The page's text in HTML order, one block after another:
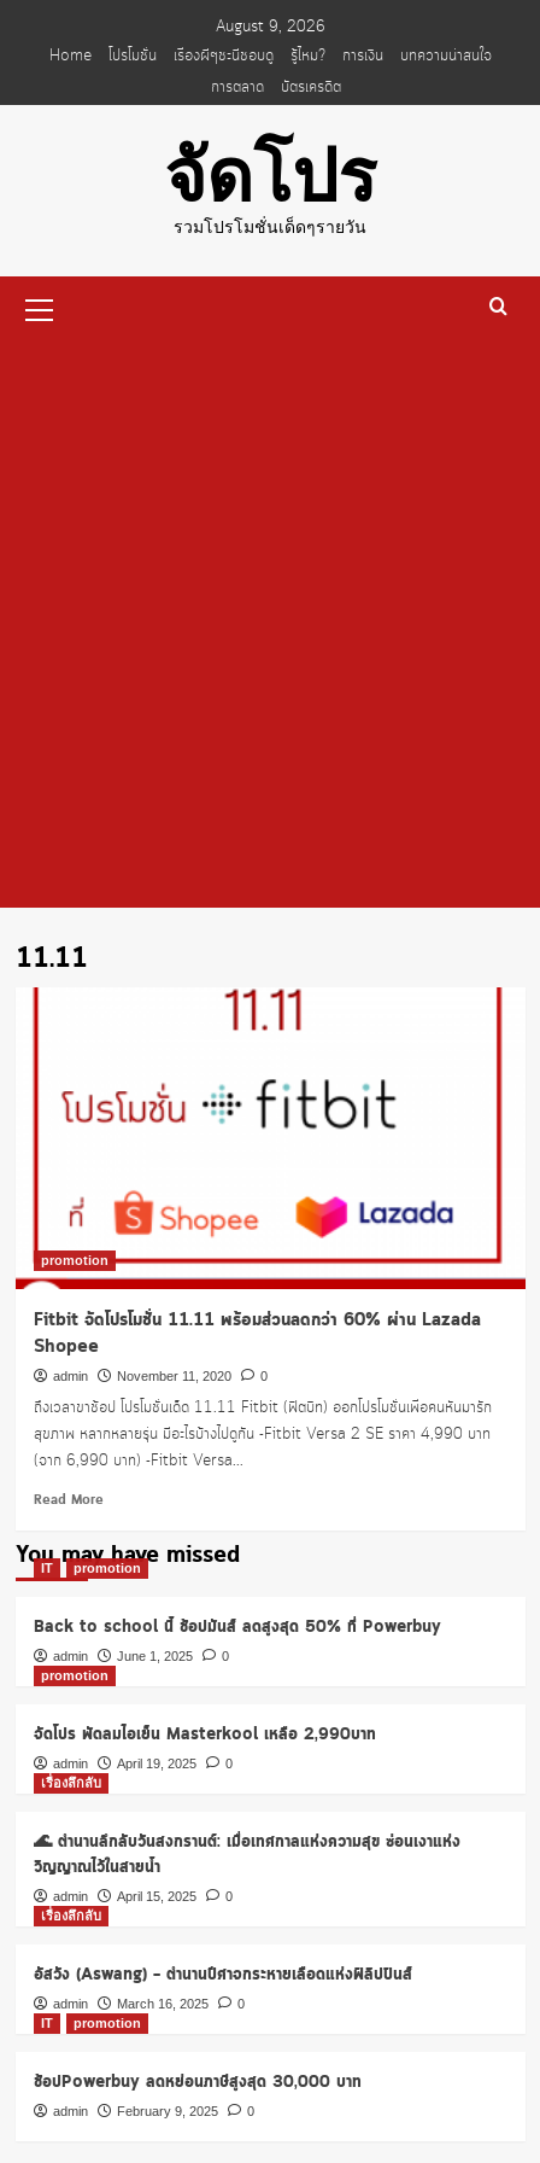
August 9, 2026
Home
โปรโมชั่น เรื่องผีๆชะนีชอบดู รู้ไหม? การเงิน
บทความน่าสนใจ
การตลาด
บัตรเครดิต
จัดโปร
รวมโปรโมชั่นเด็ดๆรายวัน
Menu
11.11
promotion
Fitbit จัดโปรโมชั่น 11.11 พร้อมส่วนลดกว่า 60% ผ่าน Lazada
Shopee
admin November 11, 2020 0
ถึงเวลาขาช้อป โปรโมชั่นเด็ด 11.11 Fitbit (ฟิตบิท) ออกโปรโมชั่นเพื่อคนหันมารัก
สุขภาพ หลากหลายรุ่น มีอะไรบ้างไปดูกัน -Fitbit Versa 2 SE ราคา 4,990 บาท
(จาก 6,990 บาท) -Fitbit Versa...
Read MoreRead
about
Fitbit
โม
ชั่น
11.11
ส่วนลด
60%
ผ่าน
Shopee
You may have missed
IT promotion
Back to school นี้ ช้อปมันส์ ลดสูงสุด 50% ที่ Powerbuy
admin June 1, 2025
0
promotion
จัดโปร พัดลมไอเย็น Masterkool เหลือ 2,990บาท
admin April 19, 2025
0
เรื่องลึกลับ
🌊 ตำนานลึกลับวันสงกรานต์: เมื่อเทศกาลแห่งความสุข ซ่อนเงาแห่ง
วิญญาณไว้ในสายน้ำ
admin April 15, 2025
0
เรื่องลึกลับ
อัสวัง (Aswang) – ตำนานปีศาจกระหายเลือดแห่งฟิลิปปินส์
admin March 16, 2025
0
IT
promotion
ช้อปPowerbuy ลดหย่อนภาษีสูงสุด 30,000 บาท
admin February 9, 2025 0